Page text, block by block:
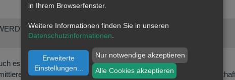
es trotzdem Mal und hoffe auf ein paar informierte Anregungen:
5-stelligen €-Betrag an EM veräußern darf für wichtige
in Ihrem Browserfenster.
Weitere Informationen finden Sie in unseren
Datenschutzinformationen
Erweiterte
Einstellungen
Nur notwendige akzeptieren
Alle Cookies akzeptieren